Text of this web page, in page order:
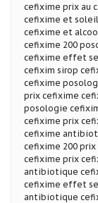
cefixime prix au
cefixime et
cefixime et
cefixime 200
cefixime effet
cefixim sirop
cefixime
prix cefixime
posologie
cefixime prix
cefixime
cefixime 200
cefixime prix
antibiotique
cefixime effet
antibiotique